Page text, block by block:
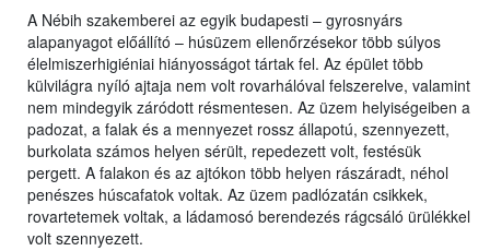
A Nébih szakemberei az egyik budapesti – gyrosnyárs
alapanyagot előállító – húsüzem ellenőrzésekor több súlyos
élelmiszerhigiéniai hiányosságot tártak fel. Az épület több
külvilágra nyíló ajtaja nem volt rovarhálóval felszerelve, valamint
nem mindegyik záródott résmentesen. Az üzem helyiségeiben a
padozat, a falak és a mennyezet rossz állapotú, szennyezett,
burkolata számos helyen sérült, repedezett volt, festésük
pergett. A falakon és az ajtókon több helyen rászáradt, néhol
penészes húscafatok voltak. Az üzem padlózatán csikkek,
rovartetemek voltak, a ládamosó berendezés rágcsáló ürülékkel
volt szennyezett.